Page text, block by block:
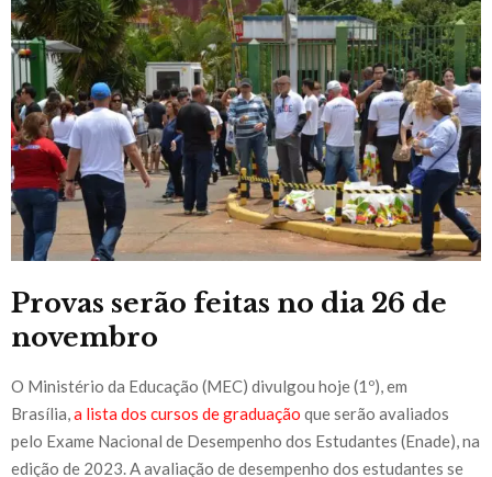
Provas serão feitas no dia 26 de
novembro
O Ministério da Educação (MEC) divulgou hoje (1º), em
Brasília, a lista dos cursos de graduação que serão avaliados
pelo Exame Nacional de Desempenho dos Estudantes (Enade), na
edição de 2023. A avaliação de desempenho dos estudantes se